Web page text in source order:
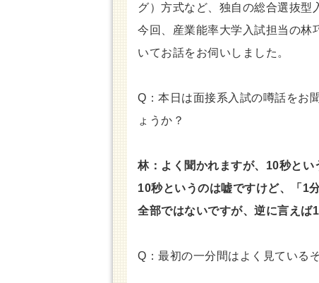
グ）方式など、独自の総合選抜型
今回、産業能率大学入試担当の林
いてお話をお伺いしました。
Q：本日は面接系入試の噂話をお
ょうか？
林：よく聞かれますが、10秒とい
10秒というのは嘘ですけど、「1
全部ではないですが、逆に言えば
Q：最初の一分間はよく見ている